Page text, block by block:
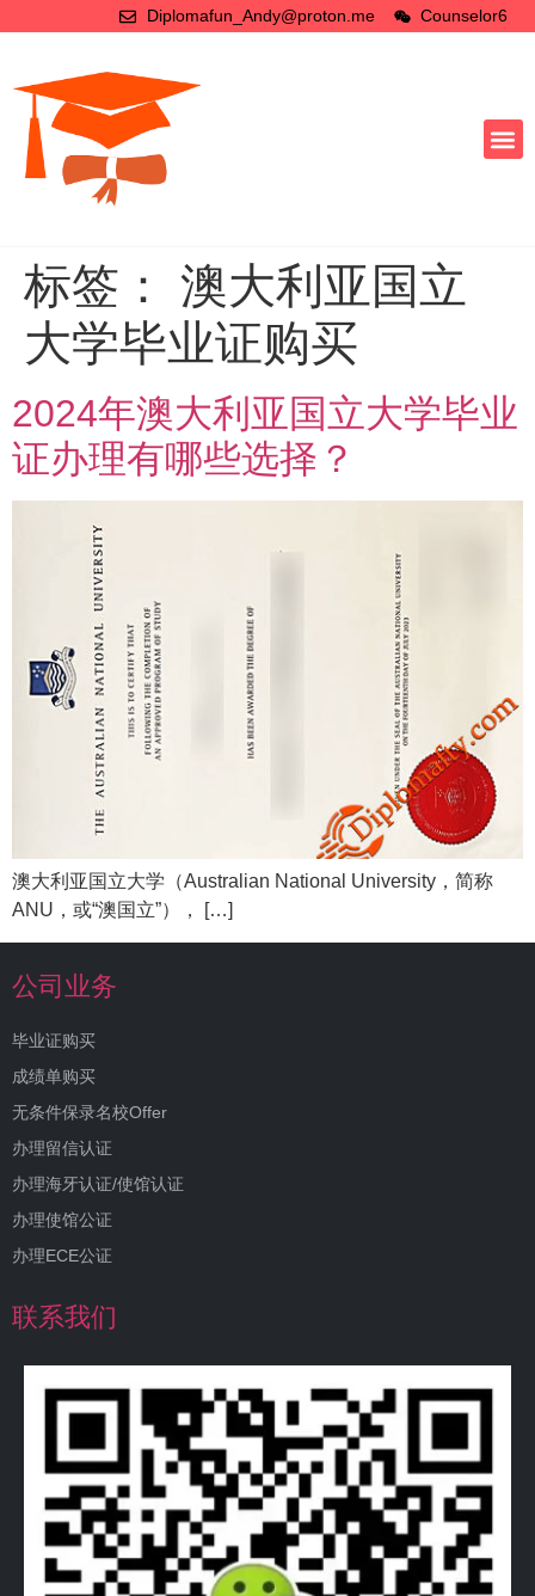
Diplomafun_Andy@proton.me Counselor6
标签： 澳大利亚国立
大学毕业证购买
2024年澳大利亚国立大学毕业
证办理有哪些选择？
澳大利亚国立大学（Australian National University，简称
ANU，或“澳国立”）， […]
公司业务
毕业证购买
成绩单购买
无条件保录名校Offer
办理留信认证
办理海牙认证/使馆认证
办理使馆公证
办理ECE公证
联系我们